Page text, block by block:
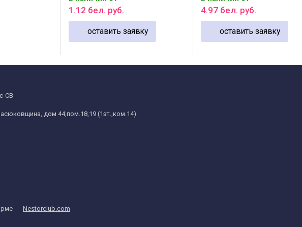
диаметр резьбы и шаг. ГОСТ ...
1 .12 бел. руб.
оставить заявку
воротков. Применяются для
4.97 бел. руб.
оставить заявку
СВ
дом 44,пом.18,19 (1эт.,ком.14)
Nestorclub.com